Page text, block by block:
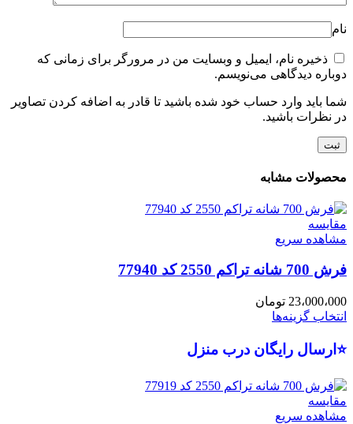
نام
ذخیره نام، ایمیل و وبسایت من در مرورگر برای زمانی که
دوباره دیدگاهی می‌نویسم.
شما باید وارد حساب خود شده باشید تا قادر به اضافه کردن تصاویر
در نظرات باشید.
محصولات مشابه
مقایسه
مشاهده سریع
فرش 700 شانه تراکم 2550 کد 77940
23،000،000 تومان
انتخاب گزینه‌ها
⭐ارسال رایگان درب منزل
مقایسه
مشاهده سریع